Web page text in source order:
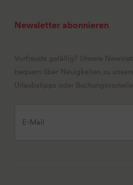
Newsletter abonnieren
Vorfreude gefällig? Unsere
bequem über Neuigkeiten zu
Urlaubstipps oder